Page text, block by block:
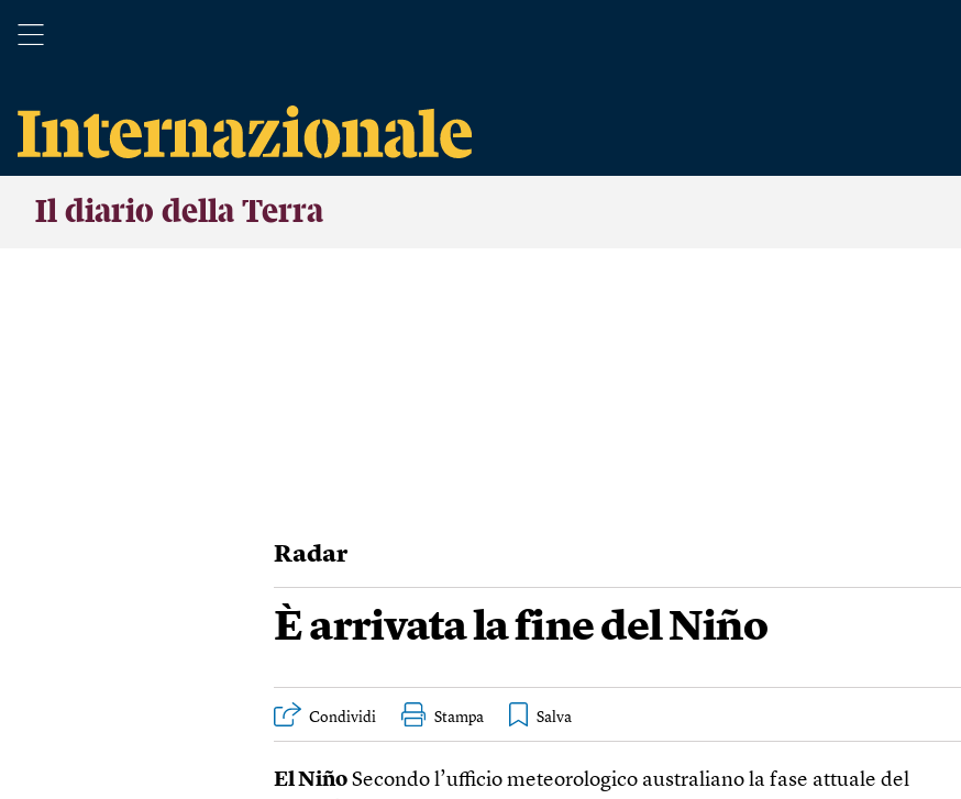
Il diario della Terra
Radar
È arrivata la fine del Niño
Condividi Stampa
El Niño Secondo l’ufficio meteorologico australiano la fase attuale del